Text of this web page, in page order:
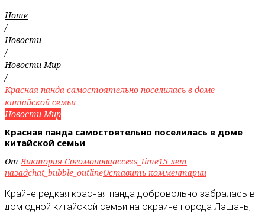
Home
/
Новости
/
Новости Мир
/
Красная панда самостоятельно поселилась в доме
китайской семьи
Новости Мир
Красная панда самостоятельно поселилась в доме
китайской семьи
ОтВиктория Согомоноваaccess_time15 лет
назадchat_bubble_outlineОставить комментарий
Крайне редкая красная панда добровольно забралась в
дом одной китайской семьи на окраине города Лэшань,